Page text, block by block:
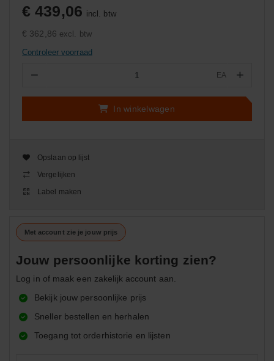
€ 439,06 incl. btw
€ 362,86 excl. btw
Controleer voorraad
− EA +
In winkelwagen
Opslaan op lijst
Vergelijken
Label maken
Met account zie je jouw prijs
Jouw persoonlijke korting zien?
Log in of maak een zakelijk account aan.
Bekijk jouw persoonlijke prijs
Sneller bestellen en herhalen
Toegang tot orderhistorie en lijsten